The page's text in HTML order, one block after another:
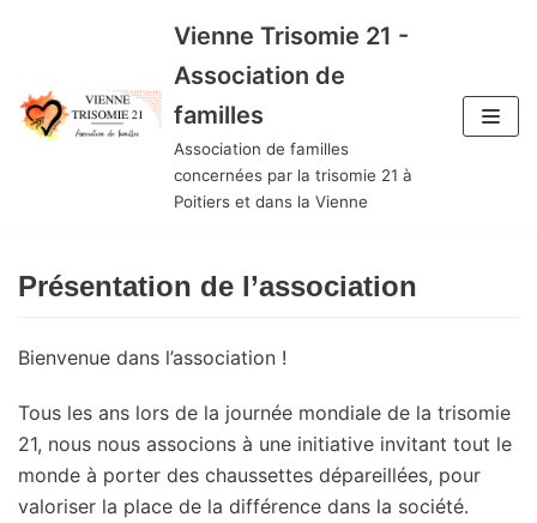
contenu
Vienne Trisomie 21 -
Association de
familles
Association de familles
concernées par la trisomie 21 à
Poitiers et dans la Vienne
Présentation de l’association
Bienvenue dans l’association !
Tous les ans lors de la journée mondiale de la trisomie
21, nous nous associons à une initiative invitant tout le
monde à porter des chaussettes dépareillées, pour
valoriser la place de la différence dans la société.